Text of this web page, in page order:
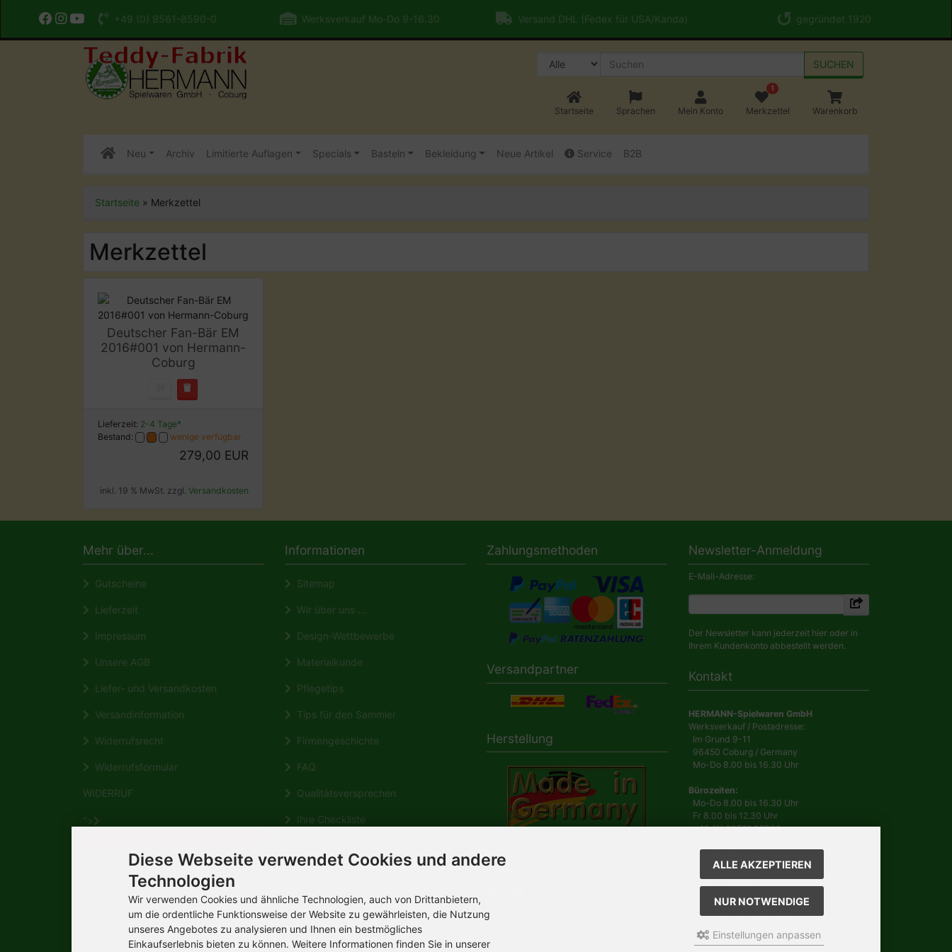
+49 (0) 9561-8590-0 Werksverkauf Mo-Do 9-16.30 Versand DHL (Fedex für USA/Kanda) gegründet 1920
SUCHEN
Startseite Sprachen Mein Konto
1
Merkzettel Warenkorb
Neu Archiv Limitierte Auflagen Specials Basteln Bekleidung Neue Artikel Service B2B
Startseite » Merkzettel
Merkzettel
Deutscher Fan-Bär EM
2016#001 von Hermann-
Coburg
Lieferzeit: 2-4 Tage*
Bestand:
wenige verfügbar
279,00 EUR
inkl. 19 % MwSt. zzgl. Versandkosten
Mehr über...
Gutscheine
Lieferzeit
Impressum
Unsere AGB
Liefer- und Versandkosten
Versandinformation
Widerrufsrecht
Widerrufsformular
WIDERRUF
">
Zahlungsmöglichkeiten
Kontakt
Allgemeine Verbraucherinformation
Informationen
Sitemap
Wir über uns ...
Design-Wettbewerbe
Materialkunde
Pflegetips
Tips für den Sammler
Firmengeschichte
FAQ
Qualitätsversprechen
Ihre Checkliste
Wikipedia
Zahlungsmethoden
Versandpartner
Herstellung
Social Media
Newsletter-Anmeldung
E-Mail-Adresse:
Der Newsletter kann jederzeit hier oder in
Ihrem Kundenkonto abbestellt werden.
Kontakt
HERMANN-Spielwaren GmbH
Werksverkauf / Postadresse:
Im Grund 9-11
96450 Coburg / Germany
Mo-Do 8.00 bis 16.30 Uhr
Bürozeiten:
Mo-Do 8.00 bis 16.30 Uhr
Fr 8.00 bis 12.30 Uhr
+49 (0) 09561 85900
Geschäftsführer
Dr. Ursula Hermann,
Martin Hermann
HRB 561
USt.-IdNr. DE 132 460 063
Diese Webseite verwendet Cookies und andere
Technologien
Wir verwenden Cookies und ähnliche Technologien, auch von Drittanbietern,
um die ordentliche Funktionsweise der Website zu gewährleisten, die Nutzung
unseres Angebotes zu analysieren und Ihnen ein bestmögliches
Einkaufserlebnis bieten zu können. Weitere Informationen finden Sie in unserer
ALLE AKZEPTIEREN
NUR NOTWENDIGE
Einstellungen anpassen